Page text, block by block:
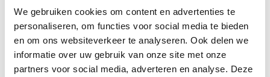
We gebruiken cookies om content en advertenties te
personaliseren, om functies voor social media te bieden
en om ons websiteverkeer te analyseren. Ook delen we
informatie over uw gebruik van onze site met onze
partners voor social media, adverteren en analyse. Deze
Persoonlijk advies
Start chat